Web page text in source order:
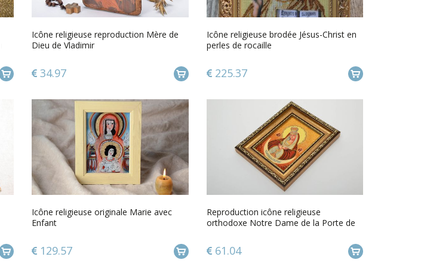
Icône religieuse reproduction Mère de
Dieu de Vladimir
34.97
Icône religieuse brodée Jésus-Christ en
perles de rocaille
225.37
Icône religieuse originale Marie avec
Enfant
129.57
Reproduction icône religieuse
orthodoxe Notre Dame de la Porte de
61.04